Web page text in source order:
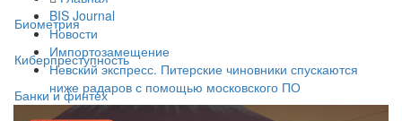
Биометрия
Киберпреступность
Банки и финтех
BIS Journal
Новости
Импортозамещение
Невский экспресс. Питерские чиновники спускаются
ниже радаров с помощью московского ПО